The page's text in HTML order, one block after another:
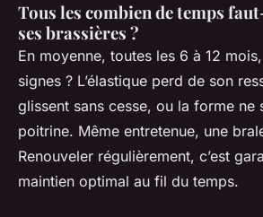
Tous les combien de temps
ses brassières ?
En moyenne, toutes les 6 à 12
signes ? L’élastique perd de son
glissent sans cesse, ou la forme ne
poitrine. Même entretenue, une
Renouveler régulièrement, c’est
maintien optimal au fil du temps.